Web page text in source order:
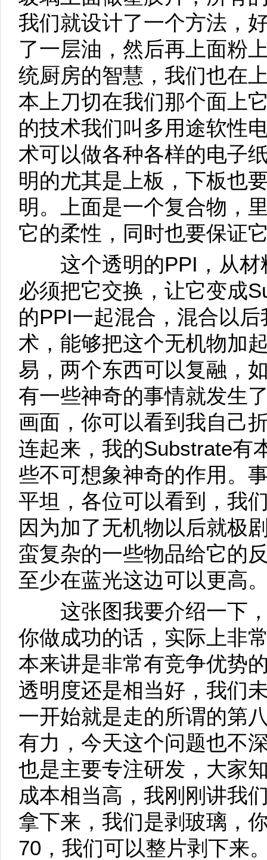
我们就设计了一个方法，
了一层油，然后再上面粉
统厨房的智慧，我们也在
本上刀切在我们那个面上
的技术我们叫多用途软性
术可以做各种各样的电子
明的尤其是上板，下板也
明。上面是一个复合物，
它的柔性，同时也要保证
这个透明的PPI，从材
必须把它交换，让它变成
的PPI一起混合，混合以
术，能够把这个无机物加
易，两个东西可以复融，
有一些神奇的事情就发生
画面，你可以看到我自己
连起来，我的Substrate有
些不可想象神奇的作用。
平坦，各位可以看到，我
因为加了无机物以后就极
蛮复杂的一些物品给它的
至少在蓝光这边可以更高
这张图我要介绍一下，
你做成功的话，实际上非
本来讲是非常有竞争优势
透明度还是相当好，我们
一开始就是走的所谓的第
有力，今天这个问题也不
也是主要专注研发，大家
成本相当高，我刚刚讲我
拿下来，我们是剥玻璃，
70，我们可以整片剥下来